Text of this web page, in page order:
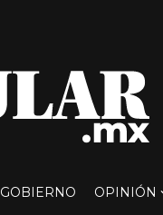
OPINIÓN